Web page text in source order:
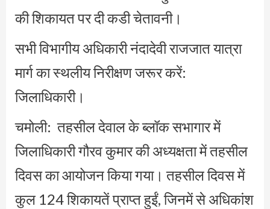
की शिकायत पर दी कडी चेतावनी।
सभी विभागीय अधिकारी नंदादेवी राजजात यात्रा
मार्ग का स्थलीय निरीक्षण जरूर करें:
जिलाधिकारी।
चमोली: तहसील देवाल के ब्लॉक सभागार में
जिलाधिकारी गौरव कुमार की अध्यक्षता में तहसील
दिवस का आयोजन किया गया। तहसील दिवस में
कुल 124 शिकायतें प्राप्त हुईं, जिनमें से अधिकांश